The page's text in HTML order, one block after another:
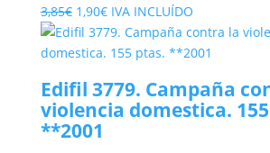
3,85€ El
precio
original
3,85€.
1,90€El
precio
actual
1,90€.
IVA INCLUÍDO
Edifil 3779. Campaña
violencia domestica.
**2001